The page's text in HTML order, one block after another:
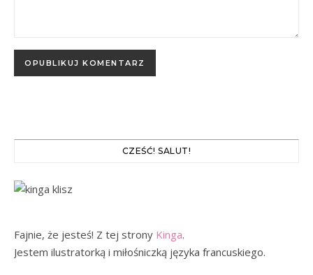
CZEŚĆ! SALUT!
Fajnie, że jesteś! Z tej strony Kinga.
Jestem ilustratorką i miłośniczką języka francuskiego.